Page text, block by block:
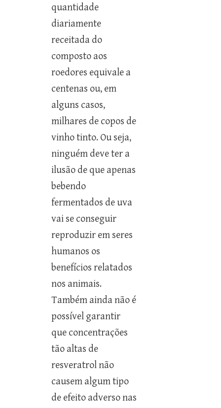
quantidade
diariamente
receitada do
composto aos
roedores equivale a
centenas ou, em
alguns casos,
milhares de copos de
vinho tinto. Ou seja,
ninguém deve ter a
ilusão de que apenas
bebendo
fermentados de uva
vai se conseguir
reproduzir em seres
humanos os
benefícios relatados
nos animais.
Também ainda não é
possível garantir
que concentrações
tão altas de
resveratrol não
causem algum tipo
de efeito adverso nas